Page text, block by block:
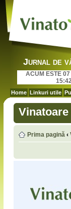
Jurnal de
ACUM ESTE
Home Linkuri utile
Prima pagină ‹